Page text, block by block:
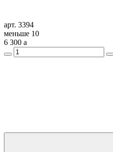
арт. 3394
меньше 10
6 300 a